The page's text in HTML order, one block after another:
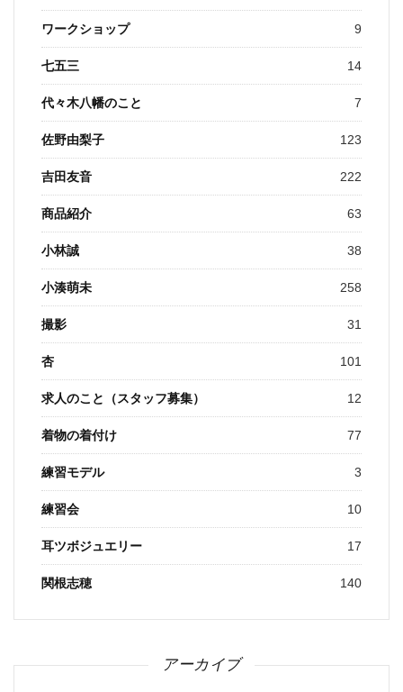
ワークショップ 9
七五三 14
代々木八幡のこと 7
佐野由梨子 123
吉田友音 222
商品紹介 63
小林誠 38
小湊萌未 258
撮影 31
杏 101
求人のこと（スタッフ募集） 12
着物の着付け 77
練習モデル 3
練習会 10
耳ツボジュエリー 17
関根志穂 140
アーカイブ